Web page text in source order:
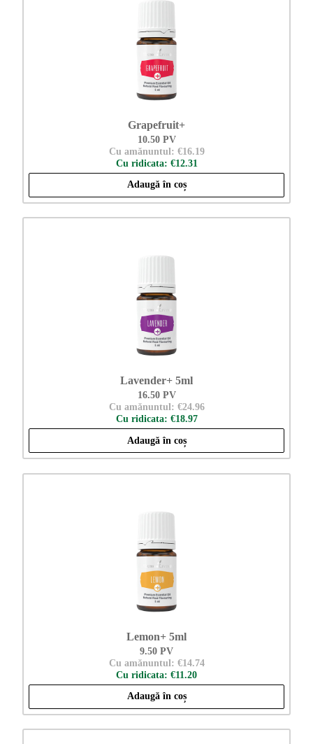
Grapefruit+
10.50 PV
Cu amănuntul: €16.19
Cu ridicata: €12.31
Adaugă în coș
Lavender+ 5ml
16.50 PV
Cu amănuntul: €24.96
Cu ridicata: €18.97
Adaugă în coș
Lemon+ 5ml
9.50 PV
Cu amănuntul: €14.74
Cu ridicata: €11.20
Adaugă în coș